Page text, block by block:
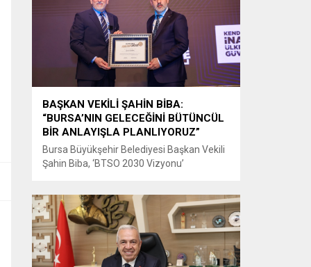
bu yıl 64’üncüsü düzenlenen Uluslararası
Bursa Festivali, sevilen sanatçı Aslı Hünel’i
müzikseverlerle buluşturdu. Uludağ İçecek
ana sponsorluğunda düzenlenen...
BAŞKAN VEKİLİ ŞAHİN BİBA:
“BURSA’NIN GELECEĞİNİ BÜTÜNCÜL
BİR ANLAYIŞLA PLANLIYORUZ”
Bursa Büyükşehir Belediyesi Başkan Vekili
Şahin Biba, ‘BTSO 2030 Vizyonu’
programında, “Bursa’mızın ulaşım ve
turizm master planlarını vatandaşlarımızın
konforunu ve güvenliğini esas alarak
hazırlıyoruz. Çevre düzeni planı
çalışmalarımızı da şehrimizin gelecek